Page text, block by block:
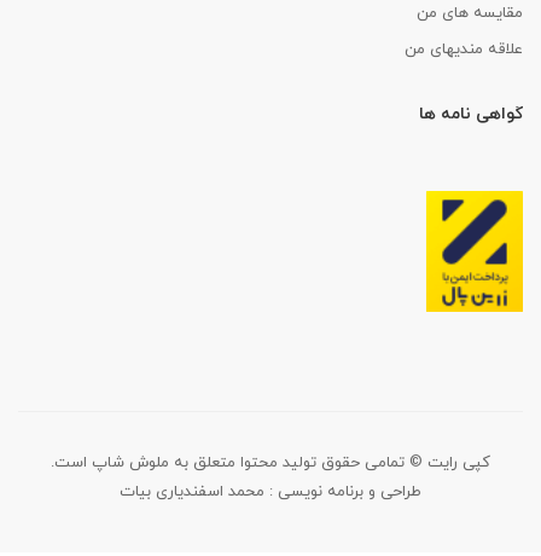
مقایسه های من
علاقه مندیهای من
گواهی نامه ها
کپی رایت © تمامی حقوق تولید محتوا متعلق به ملوش شاپ است.
طراحی و برنامه نویسی : محمد اسفندیاری بیات